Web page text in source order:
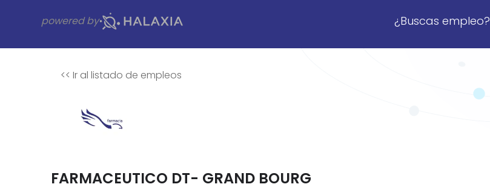
powered by ¿Buscas empleo?
<< Ir al listado de empleos
FARMACEUTICO DT- GRAND BOURG